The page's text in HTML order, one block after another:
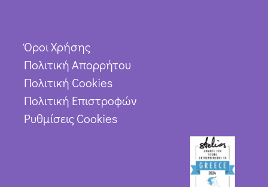
Όροι Χρήσης
Πολιτική Απορρήτου
Πολιτική Cookies
Πολιτική Επιστροφών
Ρυθμίσεις Cookies